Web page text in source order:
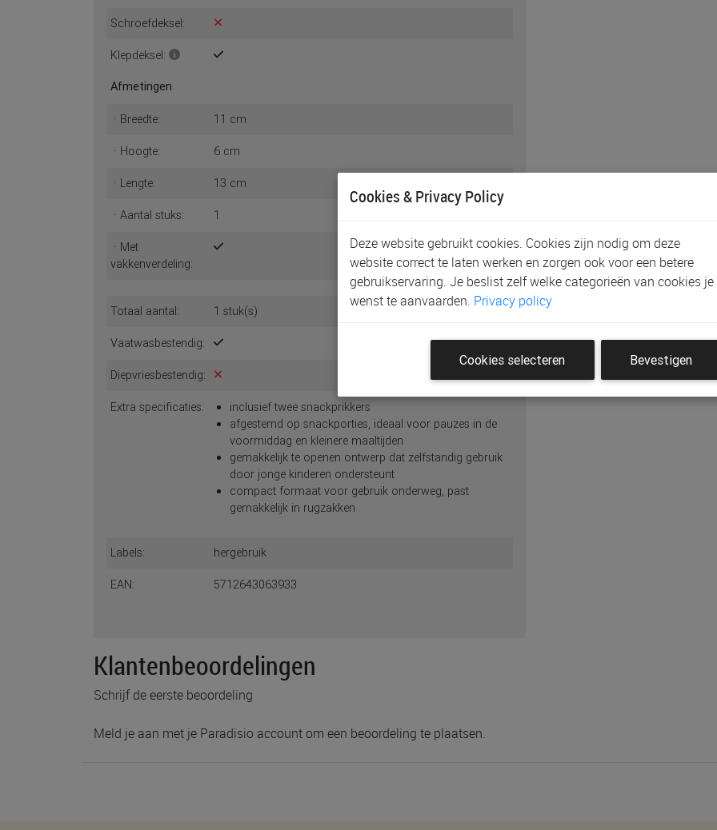
Schroefdeksel:
Klepdeksel:
Afmetingen
· Breedte: 11 cm
· Hoogte: 6 cm
· Lengte: 13 cm
· Aantal stuks: 1
· Met
vakkenverdeling:
Totaal aantal: 1 stuk(s)
Vaatwasbestendig:
Diepvriesbestendig:
Extra specificaties:
inclusief twee snackprikkers
afgestemd op snackporties, ideaal voor pauzes in de
voormiddag en kleinere maaltijden
gemakkelijk te openen ontwerp dat zelfstandig gebruik
door jonge kinderen ondersteunt
compact formaat voor gebruik onderweg, past
gemakkelijk in rugzakken
Labels: hergebruik
EAN: 5712643063933
Klantenbeoordelingen
Schrijf de eerste beoordeling
Meld je aan met je Paradisio account om een beoordeling te plaatsen.
Cookies & Privacy Policy
Deze website gebruikt cookies. Cookies zijn nodig om deze
website correct te laten werken en zorgen ook voor een betere
gebruikservaring. Je beslist zelf welke categorieën van cookies je
wenst te aanvaarden. Privacy policy
Cookies selecteren Bevestigen